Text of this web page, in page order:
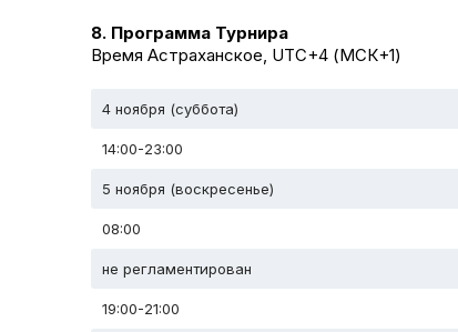
8. Программа Турнира
Время Астраханское, UTC+4 (МСК+1)
4 ноября (суббота)
14:00-23:00
5 ноября (воскресенье)
08:00
не регламентирован
19:00-21:00